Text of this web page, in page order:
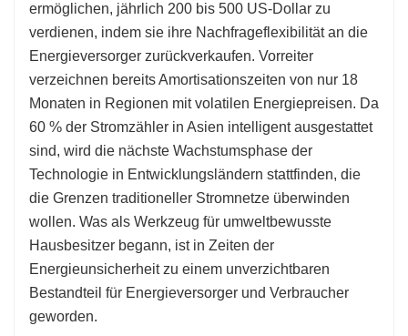
ermöglichen, jährlich 200 bis 500 US-Dollar zu
verdienen, indem sie ihre Nachfrageflexibilität an die
Energieversorger zurückverkaufen. Vorreiter
verzeichnen bereits Amortisationszeiten von nur 18
Monaten in Regionen mit volatilen Energiepreisen. Da
60 % der Stromzähler in Asien intelligent ausgestattet
sind, wird die nächste Wachstumsphase der
Technologie in Entwicklungsländern stattfinden, die
die Grenzen traditioneller Stromnetze überwinden
wollen. Was als Werkzeug für umweltbewusste
Hausbesitzer begann, ist in Zeiten der
Energieunsicherheit zu einem unverzichtbaren
Bestandteil für Energieversorger und Verbraucher
geworden.